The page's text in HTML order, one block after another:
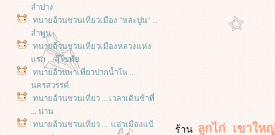
ลำปาง
ทนายอ้วนชวนเที่ยวเมือง "หละปูน" ...
ลำพูน
ทนายอ้วนชวนเที่ยวเมืองหลวงแห่ง
รก ... สุ๊โขทั
ทนายอ้วนพาเที่ยวปากน้ำโพ ...
นครสวรรค์
ทนายอ้วนชวนเที่ยว ... เวลาเดินช้าที่
... น่าน
ทนายอ้วนชวนเที่ยว .... แอ่วเมืองแป้
ร้าน ลูกไก่ เขาให